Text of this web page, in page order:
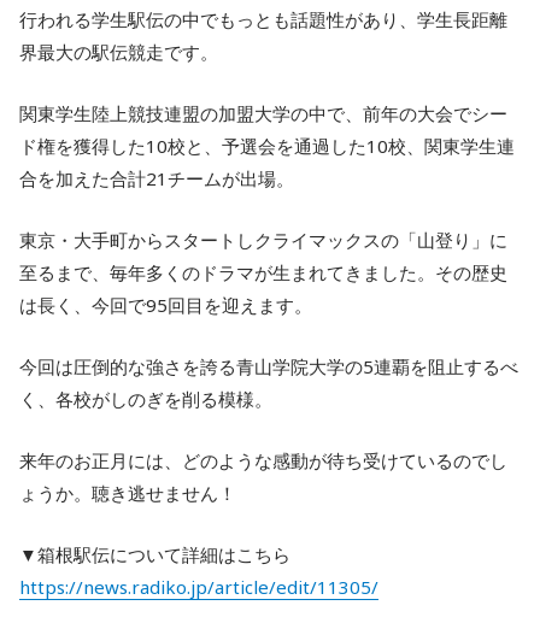
行われる学生駅伝の中でもっとも話題性があり、学生長距離
界最大の駅伝競走です。
関東学生陸上競技連盟の加盟大学の中で、前年の大会でシー
ド権を獲得した10校と、予選会を通過した10校、関東学生連
合を加えた合計21チームが出場。
東京・大手町からスタートしクライマックスの「山登り」に
至るまで、毎年多くのドラマが生まれてきました。その歴史
は長く、今回で95回目を迎えます。
今回は圧倒的な強さを誇る青山学院大学の5連覇を阻止するべ
く、各校がしのぎを削る模様。
来年のお正月には、どのような感動が待ち受けているのでし
ょうか。聴き逃せません！
▼箱根駅伝について詳細はこちら
https://news.radiko.jp/article/edit/11305/